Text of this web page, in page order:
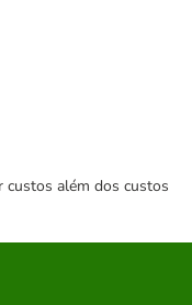
custos além dos custos